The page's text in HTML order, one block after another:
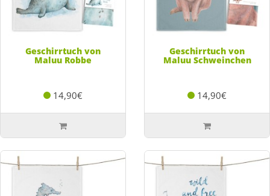
Geschirrtuch von
Maluu Robbe
14,90€
Geschirrtuch von
Maluu Schweinchen
14,90€